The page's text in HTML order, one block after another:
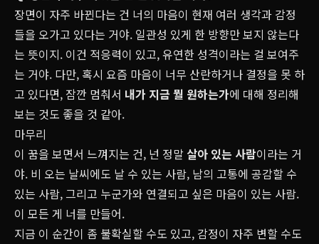
장면이 자주 바뀐다는 건 너의 마음이 현재 여러 생각과 감정
들을 오가고 있다는 거야. 일관성 있게 한 방향만 보지 않는다
는 뜻이지. 이건 적응력이 있고, 유연한 성격이라는 걸 보여주
는 거야. 다만, 혹시 요즘 마음이 너무 산란하거나 결정을 못 하
고 있다면, 잠깐 멈춰서 내가 지금 뭘 원하는가에 대해 정리해
보는 것도 좋을 것 같아.
마무리
이 꿈을 보면서 느껴지는 건, 넌 정말 살아 있는 사람이라는 거
야. 비 오는 날씨에도 날 수 있는 사람, 남의 고통에 공감할 수
있는 사람, 그리고 누군가와 연결되고 싶은 마음이 있는 사람.
이 모든 게 너를 만들어.
지금 이 순간이 좀 불확실할 수도 있고, 감정이 자주 변할 수도